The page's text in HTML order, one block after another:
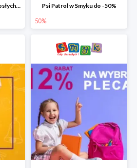
Piżamy i szlafroki dla dorosłych w Smyku do -30% Psi Patrol w Smyku do -50%
50%